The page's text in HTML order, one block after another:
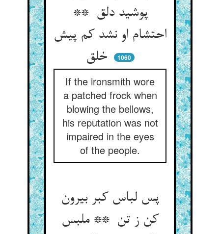
پوشید دلق **
احتشام او نشد کم پیش
خلق
1060
If the ironsmith wore
a patched frock when
blowing the bellows,
his reputation was not
impaired in the eyes
of the people.
پس لباس کبر بیرون
کن ز تن ** ملبس